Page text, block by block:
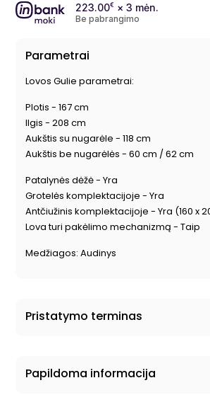
223.00€ × 3 mėn.
Be pabrangimo
Parametrai
Lovos Gulie parametrai:
Plotis - 167 cm
Ilgis - 208 cm
Aukštis su nugarėle - 118 cm
Aukštis be nugarėlės - 60 cm / 62 cm
Patalynės dėžė - Yra
Grotelės komplektacijoje - Yra
Antčiužinis komplektacijoje - Yra (160 x
Lova turi pakėlimo mechanizmą - Taip
Medžiagos: Audinys
Pristatymo terminas
Papildoma informacija